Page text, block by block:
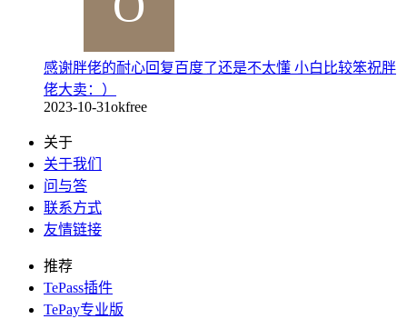
感谢胖佬的耐心回复百度了还是不太懂 小白比较笨祝胖
佬大卖：）
2023-10-31okfree
关于
关于我们
问与答
联系方式
友情链接
推荐
TePass插件
TePay专业版